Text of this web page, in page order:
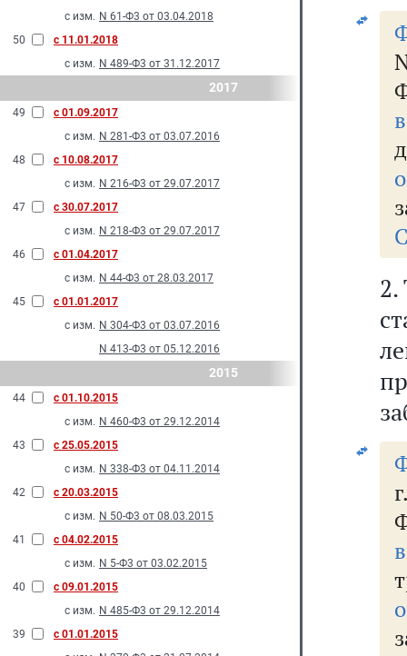
с изм. N 61-Ф3 от 03.04.2018
50
с 11.01.2018
с изм. N 489-Ф3 от 31.12.2017
2017
49
с 01.09.2017
с изм. N 281-Ф3 от 03.07.2016
48
с 10.08.2017
с изм. N 216-Ф3 от 29.07.2017
47
с 30.07.2017
с изм. N 218-Ф3 от 29.07.2017
46
с 01.04.2017
с изм. N 44-Ф3 от 28.03.2017
45
с 01.01.2017
с изм. N 304-Ф3 от 03.07.2016
N 413-Ф3 от 05.12.2016
2015
44
с 01.10.2015
с изм. N 460-Ф3 от 29.12.2014
43
с 25.05.2015
с изм. N 338-Ф3 от 04.11.2014
42
с 20.03.2015
с изм. N 50-Ф3 от 08.03.2015
41
с 04.02.2015
с изм. N 5-Ф3 от 03.02.2015
40
с 09.01.2015
с изм. N 485-Ф3 от 29.12.2014
39
с 01.01.2015
2.